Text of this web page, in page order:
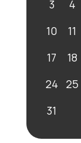
3
4
10
11
17
18
24 25
31